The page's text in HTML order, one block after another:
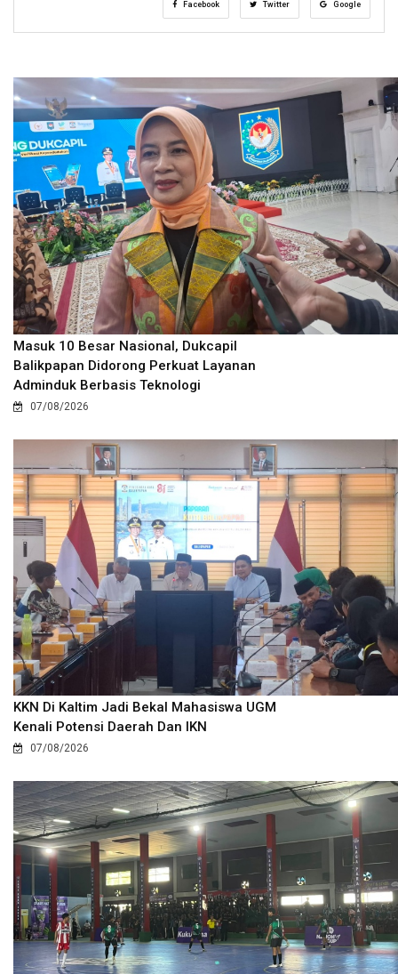
Facebook Twitter Google
Masuk 10 Besar Nasional, Dukcapil
Balikpapan Didorong Perkuat Layanan
Adminduk Berbasis Teknologi
07/08/2026
KKN Di Kaltim Jadi Bekal Mahasiswa UGM
Kenali Potensi Daerah Dan IKN
07/08/2026